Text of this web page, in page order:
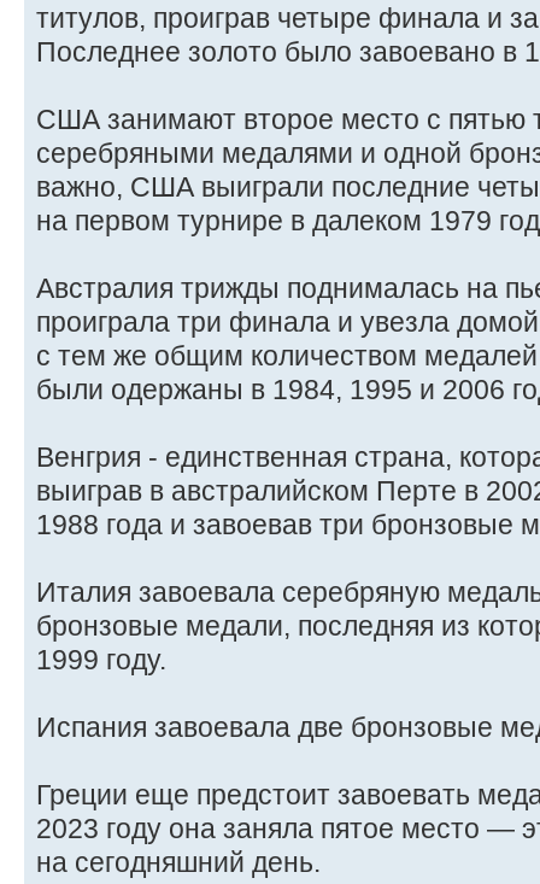
титулов, проиграв четыре финала и
Последнее золото было завоевано в
США занимают второе место с пятью
серебряными медалями и одной
важно, США выиграли последние
на первом турнире в далеком 1979
Австралия трижды поднималась на
проиграла три финала и увезла
с тем же общим количеством
были одержаны в 1984, 1995 и 2006
Венгрия - единственная страна,
выиграв в австралийском Перте в
1988 года и завоевав три бронзовые
Италия завоевала серебряную
бронзовые медали, последняя из
1999 году.
Испания завоевала две бронзовые
Греции еще предстоит завоевать
2023 году она заняла пятое место —
на сегодняшний день.